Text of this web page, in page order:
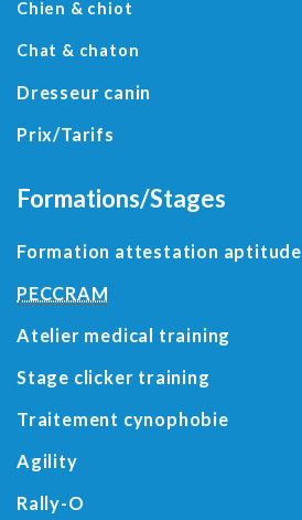
Chien & chiot
Chat & chaton
Dresseur canin
Prix/Tarifs
Formations/Stages
Formation attestation aptitude
PECCRAM
Atelier medical training
Stage clicker training
Traitement cynophobie
Agility
Rally-O